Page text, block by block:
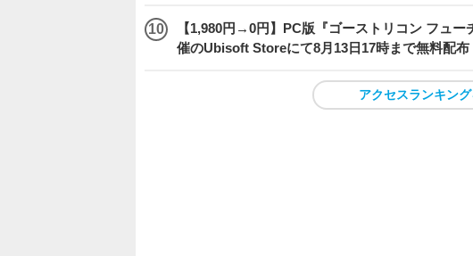
【1,980円→0円】PC版『ゴーストリコン フュ
催のUbisoft Storeにて8月13日17時まで無料配布
アクセスランキン